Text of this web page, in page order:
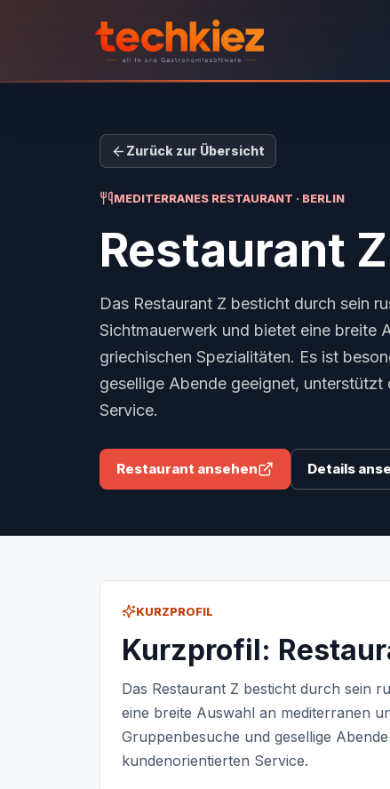
Zurück zur Übersicht
MEDITERRANES RESTAURANT · BERLIN
Restaurant Z
Das Restaurant Z besticht durch sein
Sichtmauerwerk und bietet eine breite
griechischen Spezialitäten. Es ist
gesellige Abende geeignet, unterstützt
Service.
Restaurant ansehen Details
KURZPROFIL
Kurzprofil:
Das Restaurant Z besticht durch sein
eine breite Auswahl an mediterranen
Gruppenbesuche und gesellige
kundenorientierten Service.